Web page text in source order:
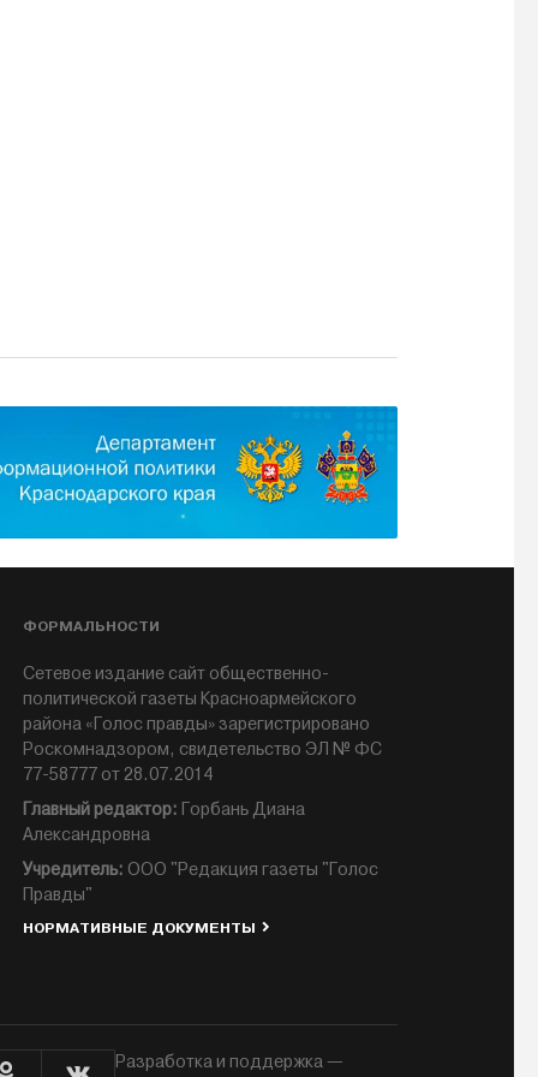
ФОРМАЛЬНОСТИ
Сетевое издание сайт общественно-
политической газеты Красноармейского
района «Голос правды» зарегистрировано
Роскомнадзором, свидетельство ЭЛ № ФС
77-58777 от 28.07.2014
Главный редактор: Горбань Диана
Александровна
Учредитель: ООО "Редакция газеты "Голос
Правды"
НОРМАТИВНЫЕ ДОКУМЕНТЫ
Разработка и поддержка —